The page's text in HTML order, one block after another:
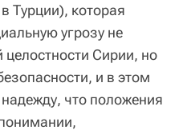
Турции), которая
угрозу не
целостности Сирии, но
и в этом
что положения